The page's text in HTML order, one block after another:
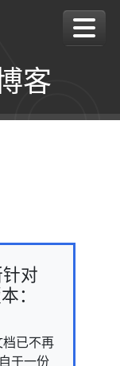
客
对
：
已不再
于一份